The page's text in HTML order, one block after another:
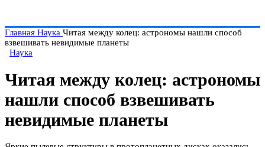
Главная Наука Читая между колец: астрономы нашли способ
взвешивать невидимые планеты
Наука
Читая между колец: астрономы
нашли способ взвешивать
невидимые планеты